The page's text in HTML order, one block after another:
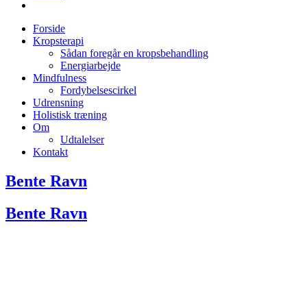
Forside
Kropsterapi
Sådan foregår en kropsbehandling
Energiarbejde
Mindfulness
Fordybelsescirkel
Udrensning
Holistisk træning
Om
Udtalelser
Kontakt
Bente Ravn
Bente Ravn